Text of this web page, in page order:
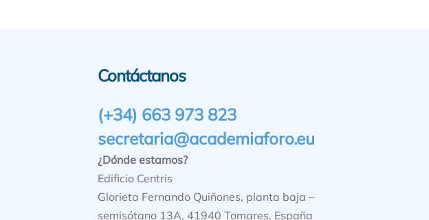
Contáctanos
(+34) 663 973 823
secretaria@academiaforo.eu
¿Dónde estamos?
Edificio Centris
Glorieta Fernando Quiñones, planta baja –
semisótano 13A, 41940 Tomares, España